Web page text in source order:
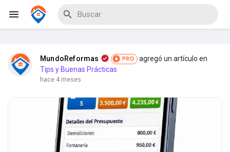
Mis Eventos
MundoReformas PRO
agregó un artículo en
Tips y Buenas Prácticas
hace 4 meses